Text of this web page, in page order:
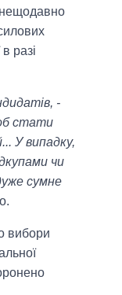
разі
-
стати
У випадку,
чи
сумне
вибори